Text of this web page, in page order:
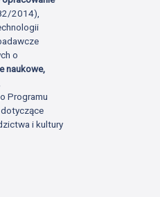
2014),
o
naukowe,
Programu
i kultury